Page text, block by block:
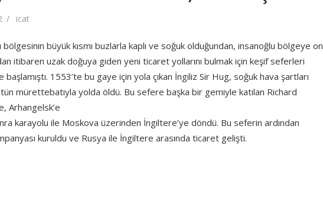
Author
icat
büyük kısmı buzlarla kaplı ve soğuk olduğundan, insanoğlu bölgeye on
itibaren uzak doğuya giden yeni ticaret yollarını bulmak için keşif seferleri
1553’te bu gaye için yola çıkan İngiliz Sir Hug, soğuk hava şartları
mürettebatıyla yolda öldü. Bu sefere başka bir gemiyle katılan Richard
Arhangelsk’e
karayolu ile Moskova üzerinden İngiltere’ye döndü. Bu seferin ardından
kuruldu ve Rusya ile İngiltere arasında ticaret gelişti.